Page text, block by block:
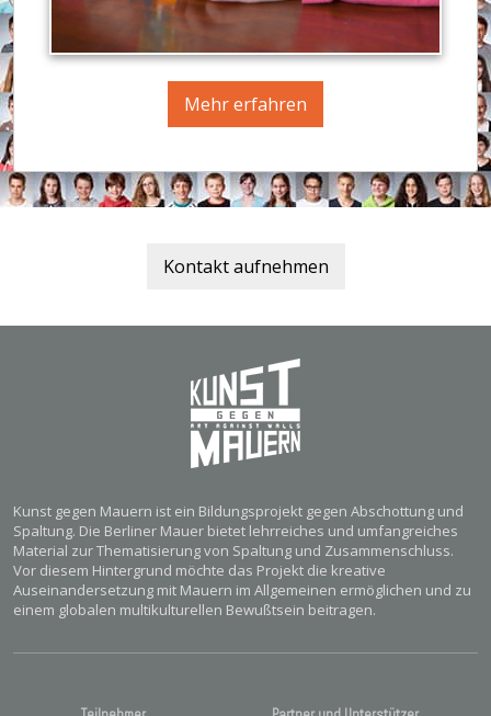
Mehr erfahren
Kontakt aufnehmen
Kunst gegen Mauern ist ein Bildungsprojekt gegen Abschottung und
Spaltung. Die Berliner Mauer bietet lehrreiches und umfangreiches
Material zur Thematisierung von Spaltung und Zusammenschluss.
Vor diesem Hintergrund möchte das Projekt die kreative
Auseinandersetzung mit Mauern im Allgemeinen ermöglichen und zu
einem globalen multikulturellen Bewußtsein beitragen.